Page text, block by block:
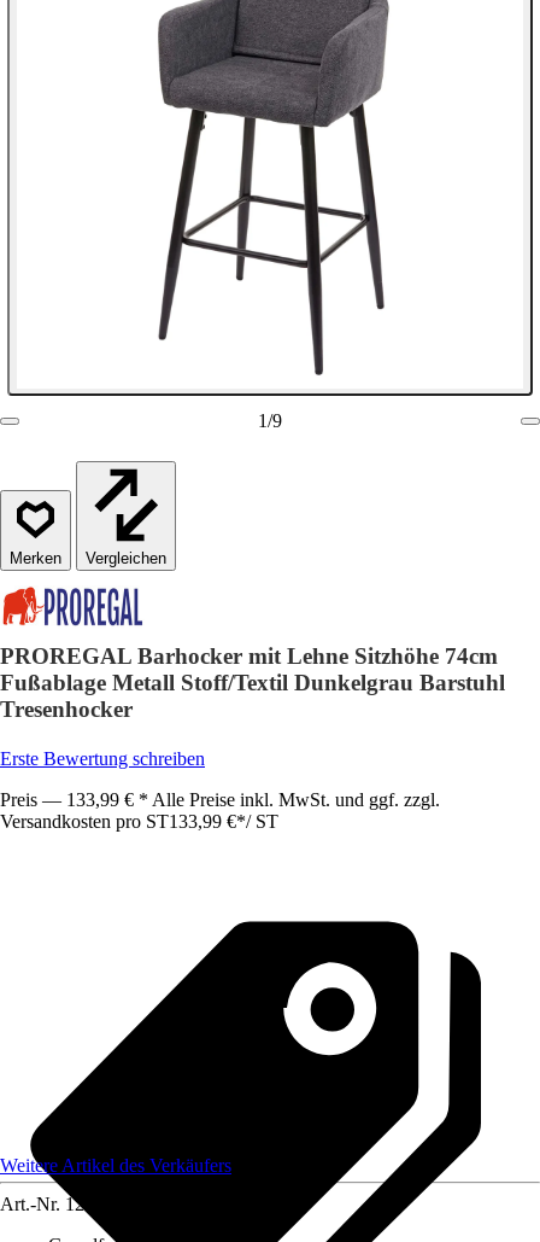
1/9
Vergleichen
PROREGAL Barhocker mit Lehne Sitzhöhe 74cm
Fußablage Metall Stoff/Textil Dunkelgrau Barstuhl
Tresenhocker
Erste Bewertung schreiben
Preis — 133,99 € * Alle Preise inkl. MwSt. und ggf. zzgl.
Versandkosten pro ST133,99 €*/ ST
Weitere Artikel des Verkäufers
Art.-Nr. 12585282